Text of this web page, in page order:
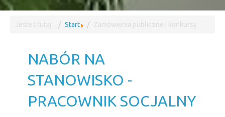
Jesteś tutaj: Start Zamówienia publiczne i konkursy
NABÓR NA
STANOWISKO -
PRACOWNIK SOCJALNY